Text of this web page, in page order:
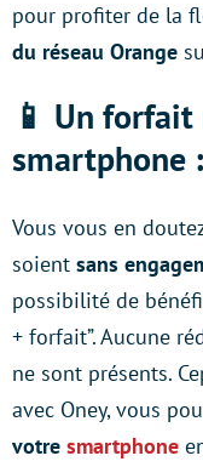
pour profiter de la
du réseau Orange
📱 Un
smartphone
Vous vous en
soient sans
possibilité de
+ forfait”. Aucune
ne sont présents.
avec Oney, vous
votre smartphone